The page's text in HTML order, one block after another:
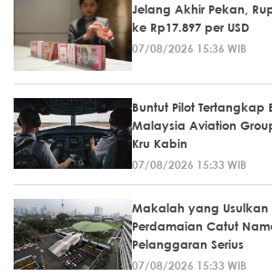
Jelang Akhir Pekan,
ke Rp17.897 per USD
07/08/2026 15:36 WIB
Buntut Pilot Tertangkap
Malaysia Aviation
Kru Kabin
07/08/2026 15:33 WIB
Makalah yang Usulkan
Perdamaian Catut
Pelanggaran Serius
07/08/2026 15:33 WIB